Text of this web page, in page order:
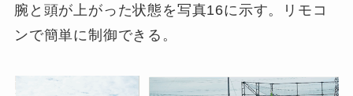
腕と頭が上がった状態を写真16に示す。リモコ
ンで簡単に制御できる。